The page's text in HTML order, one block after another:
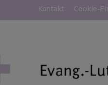
Kontakt Cookie-